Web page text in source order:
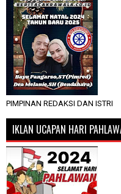
PIMPINAN REDAKSI DAN ISTRI
IKLAN UCAPAN HARI